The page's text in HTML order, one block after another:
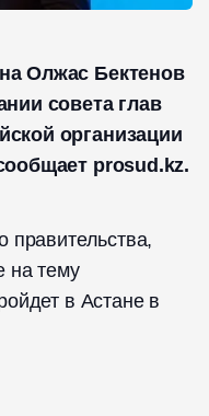
Олжас Бектенов
совета глав
организации
prosud.kz.
правительства,
на тему
в Астане в